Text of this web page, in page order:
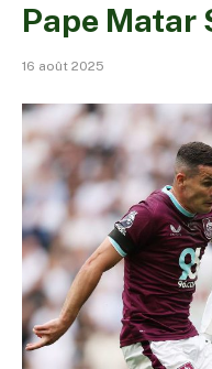
Pape Matar
16 août 2025